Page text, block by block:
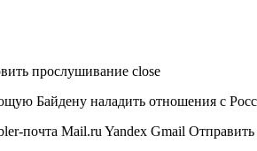
прослушивание close
почта Mail.ru Yandex Gmail